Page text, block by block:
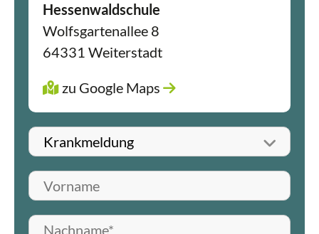
Hessenwaldschule
Wolfsgartenallee 8
64331 Weiterstadt
zu Google Maps
Betreff wählen
Vorname
Nachname*